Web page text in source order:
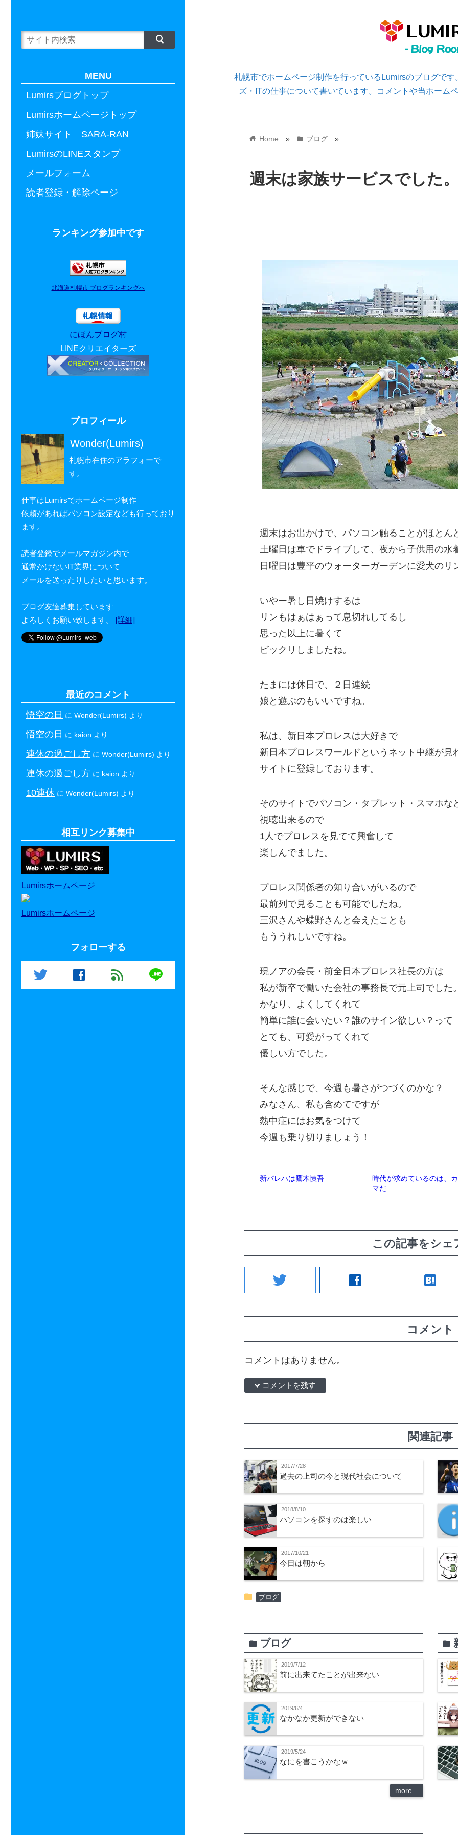
札幌市でホームページ制作を行っているLumirsのブログで
ズ・ITの仕事について書いています。コメントや当ホーム
home Home » folder ブログ »
週末は家族サービスでした。
週末はお出かけで、パソコン触ることがほとん
土曜日は車でドライブして、夜から子供用の水
日曜日は豊平のウォーターガーデンに愛犬のリ
いやー暑し日焼けするは
リンもはぁはぁって息切れしてるし
思った以上に暑くて
ビックリしましたね。
たまには休日で、２日連続
娘と遊ぶのもいいですね。
私は、新日本プロレスは大好きで
新日本プロレスワールドというネット中継が見
サイトに登録しております。
そのサイトでパソコン・タブレット・スマホな
視聴出来るので
1人でプロレスを見てて興奮して
楽しんでました。
プロレス関係者の知り合いがいるので
最前列で見ることも可能でしたね。
三沢さんや蝶野さんと会えたことも
もううれしいですね。
現ノアの会長・前全日本プロレス社長の方は
私が新卒で働いた会社の事務長で元上司でした。
かなり、よくしてくれて
簡単に誰に会いたい？誰のサイン欲しい？って
とても、可愛がってくれて
優しい方でした。
そんな感じで、今週も暑さがつづくのかな？
みなさん、私も含めてですが
熱中症にはお気をつけて
今週も乗り切りましょう！
新パレハは鷹木慎吾
時代が求めているのは、
マだ
この記事をシェ
twitter facebook hatenabookmark
コメント
コメントはありません。
down コメントを残す
関連記事
2017/7/28
過去の上司の今と現代社会について
2018/8/10
パソコンを探すのは楽しい
2017/10/21
今日は朝から
folder ブログ
folder ブログ
2019/7/12
前に出来てたことが出来ない
2019/6/4
なかなか更新ができない
2019/5/24
なにを書こうかなｗ
more...
folder
MENU
Lumirsブログトップ
Lumirsホームページトップ
姉妹サイト SARA-RAN
LumirsのLINEスタンプ
メールフォーム
読者登録・解除ページ
ランキング参加中です
北海道札幌市 ブログランキングへ
にほんブログ村
LINEクリエイターズ
プロフィール
Wonder(Lumirs)
札幌市在住のアラフォーで
す。
仕事はLumirsでホームページ制作
依頼があればパソコン設定なども行っており
ます。
読者登録でメールマガジン内で
通常かけないIT業界について
メールを送ったりしたいと思います。
ブログ友達募集しています
よろしくお願い致します。 [詳細]
最近のコメント
悟空の日 に Wonder(Lumirs) より
悟空の日 に kaion より
連休の過ごし方 に Wonder(Lumirs) より
連休の過ごし方 に kaion より
10連休 に Wonder(Lumirs) より
相互リンク募集中
Lumirsホームページ
Lumirsホームページ
フォローする
twitter facebook feed line